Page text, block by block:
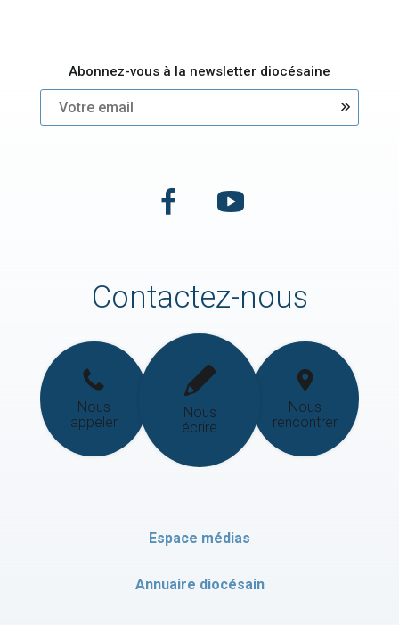
Abonnez-vous à la newsletter diocésaine
Contactez-nous
Nous
appeler
Nous
écrire
Nous
rencontrer
Espace médias
Annuaire diocésain